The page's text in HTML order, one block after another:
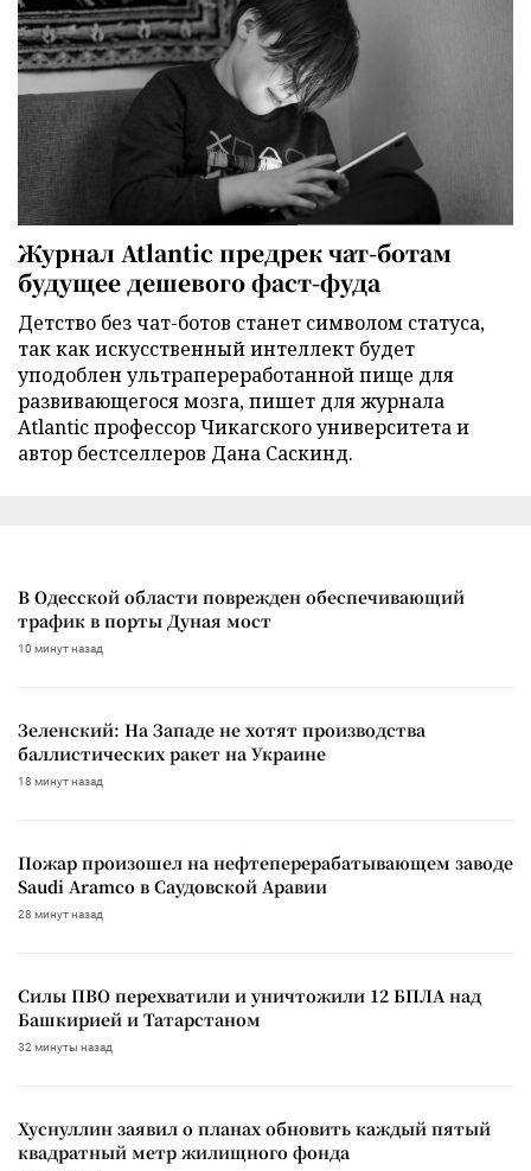
Журнал Atlantic предрек чат-ботам
будущее дешевого фаст-фуда
Детство без чат-ботов станет символом статуса,
так как искусственный интеллект будет
уподоблен ультрапереработанной пище для
развивающегося мозга, пишет для журнала
Atlantic профессор Чикагского университета и
автор бестселлеров Дана Саскинд.
В Одесской области поврежден обеспечивающий
трафик в порты Дуная мост
10 минут назад
Зеленский: На Западе не хотят производства
баллистических ракет на Украине
18 минут назад
Пожар произошел на нефтеперерабатывающем заводе
Saudi Aramco в Саудовской Аравии
28 минут назад
Силы ПВО перехватили и уничтожили 12 БПЛА над
Башкирией и Татарстаном
32 минуты назад
Хуснуллин заявил о планах обновить каждый пятый
квадратный метр жилищного фонда